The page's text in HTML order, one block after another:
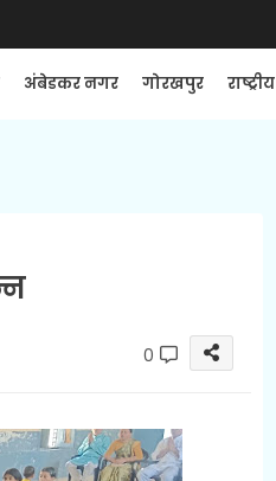
अंबेडकर नगर गोरखपुर राष्ट्रीय
0